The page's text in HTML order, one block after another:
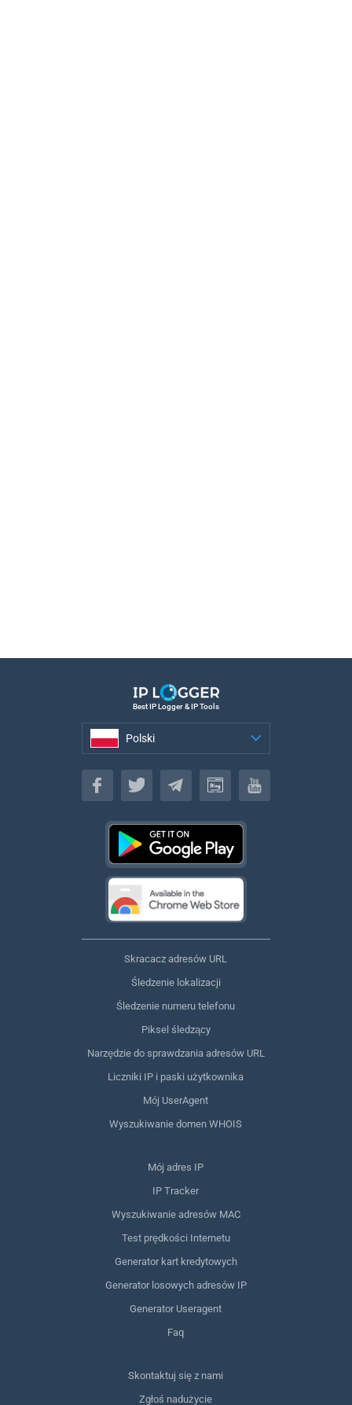
Best IP Logger & IP Tools
Polski
Polski
Skracacz adresów URL
Śledzenie lokalizacji
Śledzenie numeru telefonu
Piksel śledzący
Narzędzie do sprawdzania adresów URL
Liczniki IP i paski użytkownika
Mój UserAgent
Wyszukiwanie domen WHOIS
Mój adres IP
IP Tracker
Wyszukiwanie adresów MAC
Test prędkości Internetu
Generator kart kredytowych
Generator losowych adresów IP
Generator Useragent
Faq
Skontaktuj się z nami
Zgłoś nadużycie